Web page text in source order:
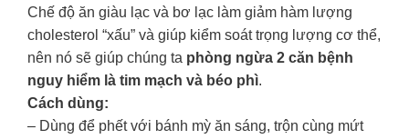
Chế độ ăn giàu lạc và bơ lạc làm giảm hàm lượng
cholesterol “xấu” và giúp kiểm soát trọng lượng cơ thể,
nên nó sẽ giúp chúng ta phòng ngừa 2 căn bệnh
nguy hiểm là tim mạch và béo phì.
Cách dùng:
– Dùng để phết với bánh mỳ ăn sáng, trộn cùng mứt